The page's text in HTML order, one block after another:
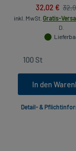
32,02 €
inkl. MwSt. Gratis-
D.
In den
Detail- &